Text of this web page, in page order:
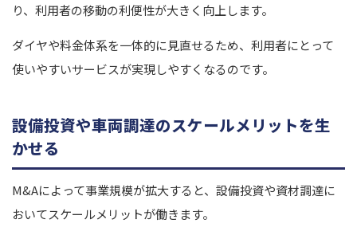
り、利用者の移動の利便性が大きく向上します。
ダイヤや料金体系を一体的に見直せるため、利用者にとって
使いやすいサービスが実現しやすくなるのです。
設備投資や車両調達のスケールメリットを生
かせる
M&Aによって事業規模が拡大すると、設備投資や資材調達に
おいてスケールメリットが働きます。